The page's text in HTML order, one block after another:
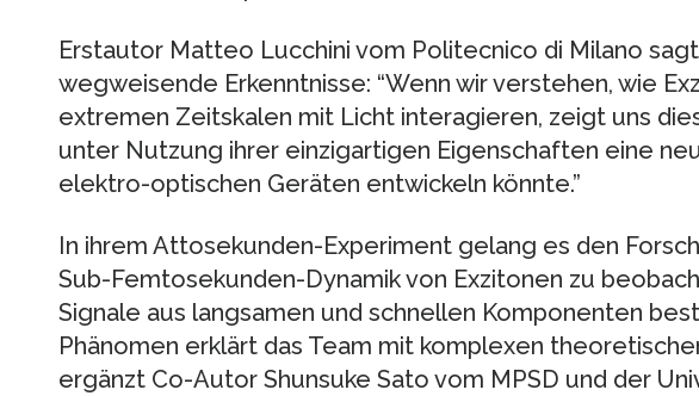
Erstautor Matteo Lucchini vom Politecnico di Milano
wegweisende Erkenntnisse: “Wenn wir verstehen, wie
extremen Zeitskalen mit Licht interagieren, zeigt uns
unter Nutzung ihrer einzigartigen Eigenschaften eine
elektro-optischen Geräten entwickeln könnte.”
In ihrem Attosekunden-Experiment gelang es den
Sub-Femtosekunden-Dynamik von Exzitonen zu
Signale aus langsamen und schnellen Komponenten
Phänomen erklärt das Team mit komplexen
ergänzt Co-Autor Shunsuke Sato vom MPSD und der